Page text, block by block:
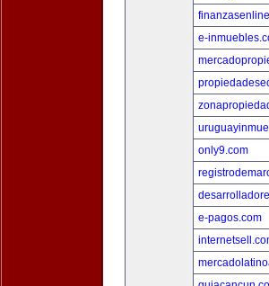
e-
only9.com
e-pagos.com